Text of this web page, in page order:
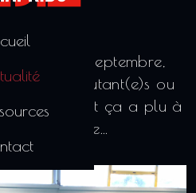
2023
mois de septembre,
belle : débutant(e)s ou
ce soir et ça a plu à
le monde…